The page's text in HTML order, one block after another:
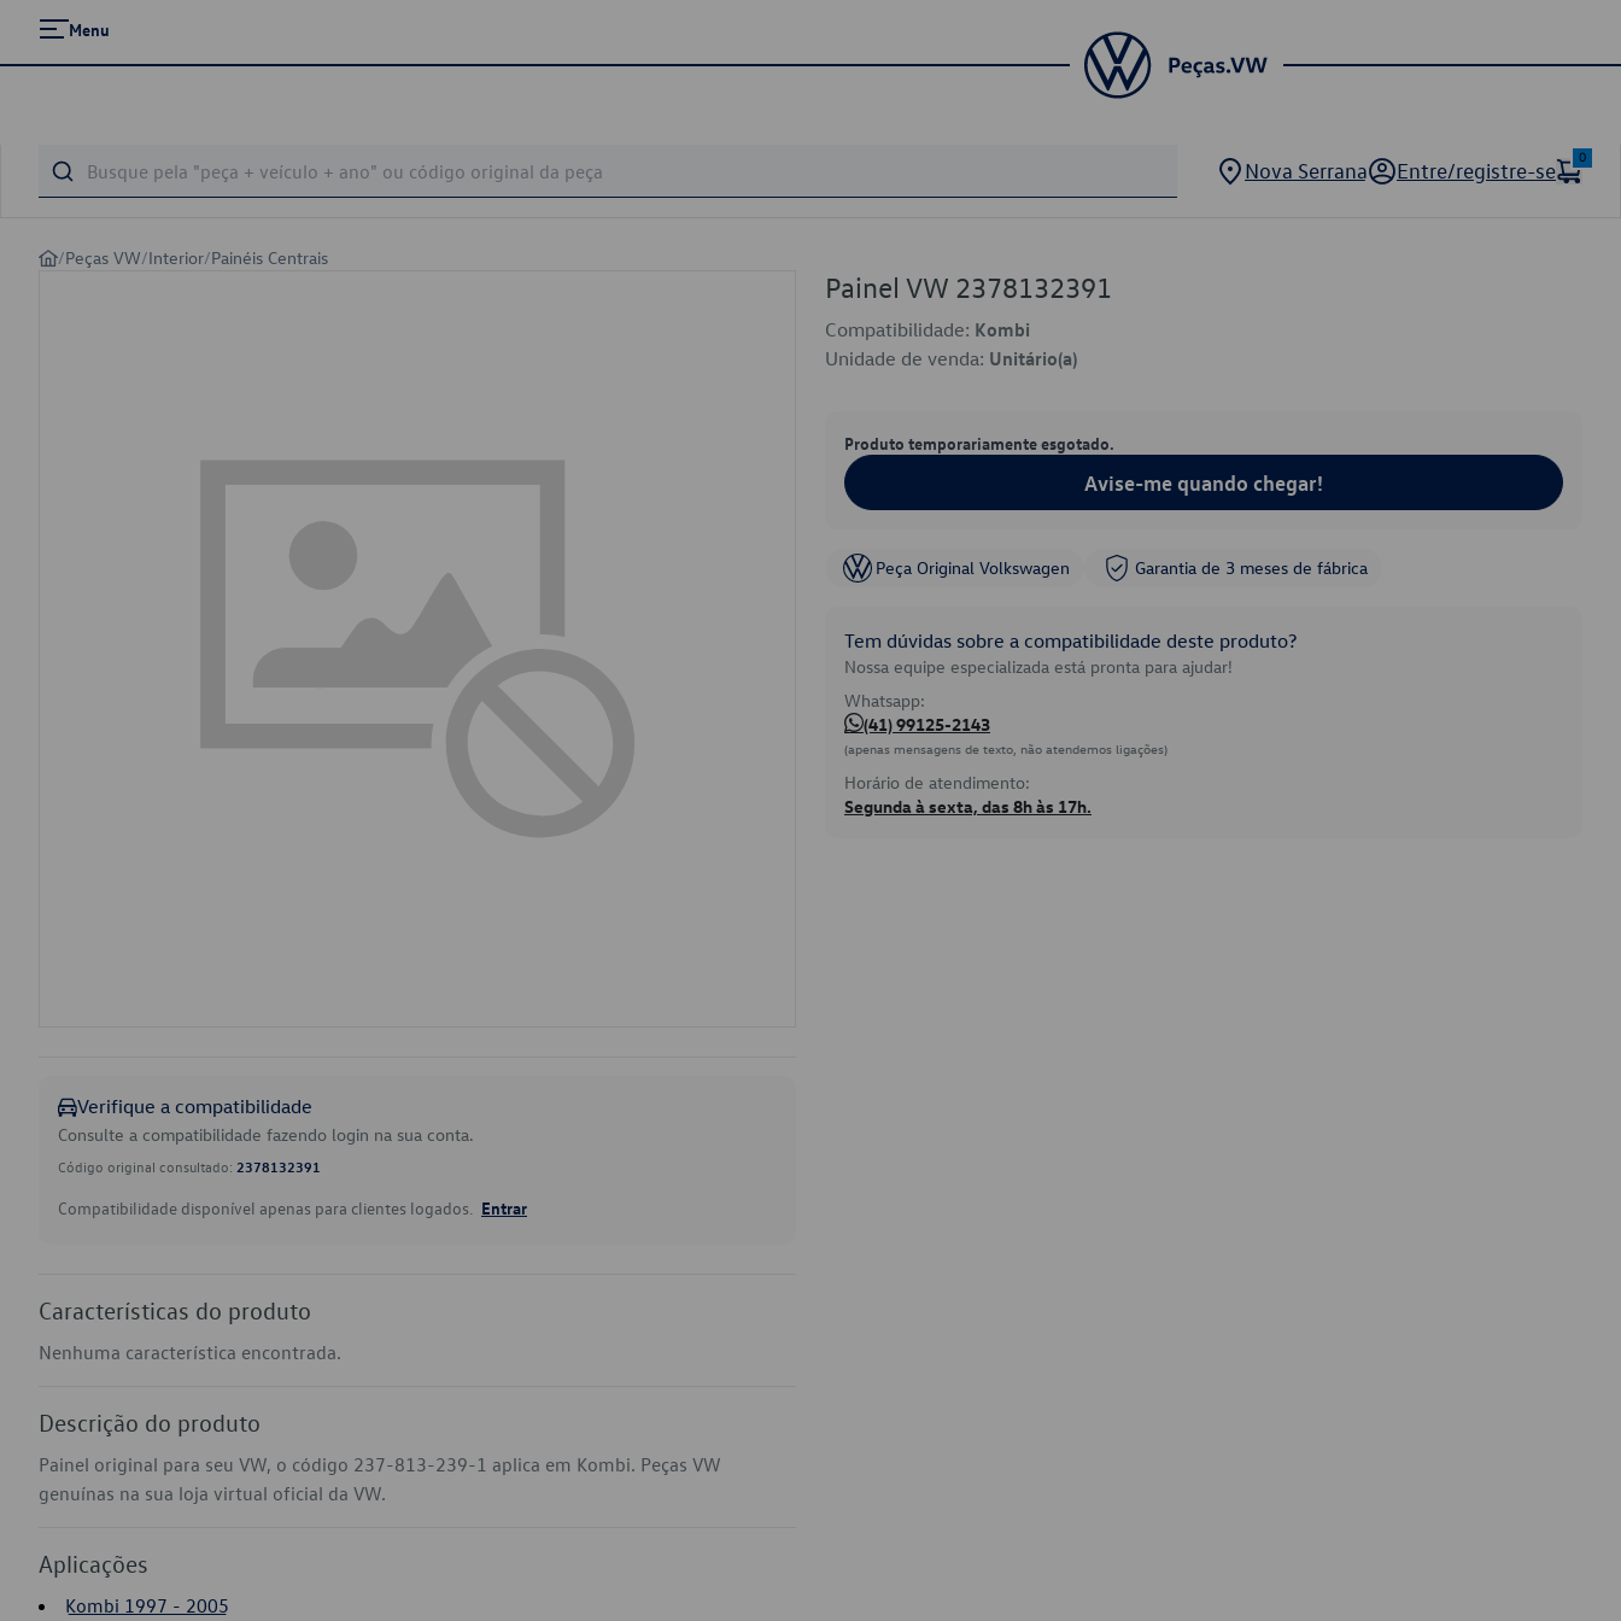
Menu
Nova Serrana Entre/registre-se
0
/Peças VW/Interior/Painéis Centrais
Verifique a compatibilidade
Consulte a compatibilidade fazendo login na sua conta.
Código original consultado: 2378132391
Compatibilidade disponível apenas para clientes logados. Entrar
Características do produto
Nenhuma característica encontrada.
Descrição do produto
Painel original para seu VW, o código 237-813-239-1 aplica em Kombi. Peças VW
genuínas na sua loja virtual oficial da VW.
Aplicações
Kombi 1997 - 2005
Painel VW 2378132391
Compatibilidade: Kombi
Unidade de venda: Unitário(a)
Produto temporariamente esgotado.
Avise-me quando chegar!
Peça Original Volkswagen Garantia de 3 meses de fábrica
Tem dúvidas sobre a compatibilidade deste produto?
Nossa equipe especializada está pronta para ajudar!
Whatsapp:
(41) 99125-2143
(apenas mensagens de texto, não atendemos ligações)
Horário de atendimento:
Segunda à sexta, das 8h às 17h.